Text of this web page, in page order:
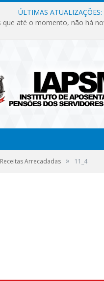
ÚLTIMAS ATUALIZAÇÕES:
Receitas Arrecadadas » 11_4